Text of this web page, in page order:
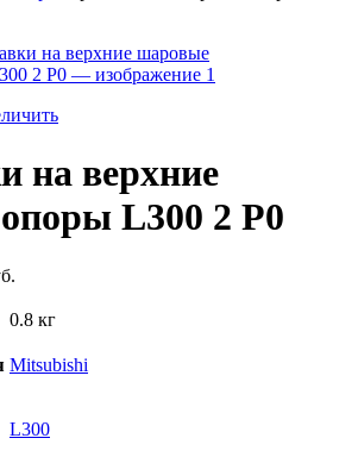
на верхние
L300 2 P0
3200
–
0.8 кг
Mitsubishi
L300